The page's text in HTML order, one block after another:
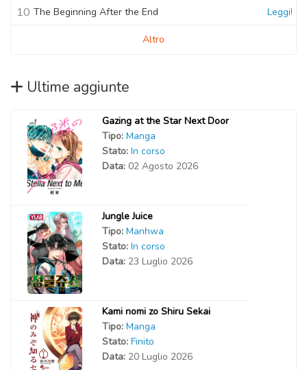
10 The Beginning After the End Leggi!
Altro
Ultime aggiunte
Gazing at the Star Next Door
Tipo: Manga
Stato: In corso
Data: 02 Agosto 2026
Jungle Juice
Tipo: Manhwa
Stato: In corso
Data: 23 Luglio 2026
Kami nomi zo Shiru Sekai
Tipo: Manga
Stato: Finito
Data: 20 Luglio 2026